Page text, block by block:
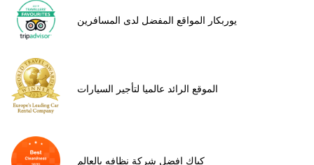
يوربكار المواقع المفضل لدى المسافرين
الموقع الرائد عالميا لتأجير السيارات
كياك افضل شركة نظافه بالعالم